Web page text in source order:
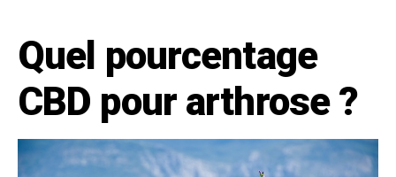
Quel pourcentage
CBD pour arthrose ?